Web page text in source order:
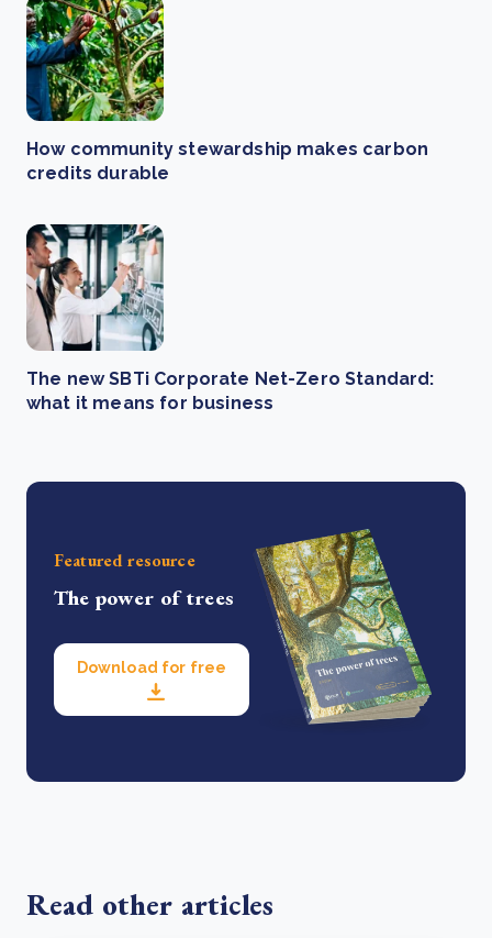
How community stewardship makes carbon
credits durable
The new SBTi Corporate Net-Zero Standard:
what it means for business
Featured resource
The power of trees
Download for free
Read other articles